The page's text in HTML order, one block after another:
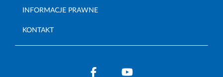
INFORMACJE PRAWNE
KONTAKT